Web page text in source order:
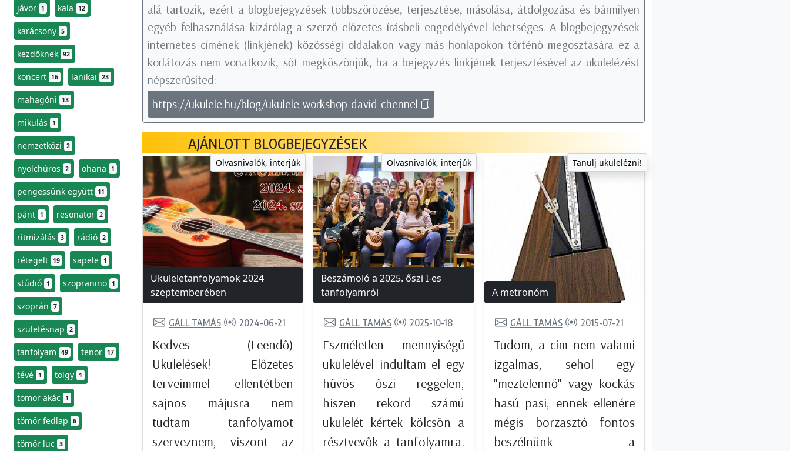
jávor 1 kala 12
karácsony 5
kezdőknek 92
koncert 16 lanikai 23
mahagóni 13
mikulás 1
nemzetközi 2
nyolchúros 2 ohana 1
pengessünk együtt 11
pánt 1 resonator 2
ritmizálás 3 rádió 2
rétegelt 19 sapele 1
stúdió 1 szopranino 1
szoprán 7
születésnap 2
tanfolyam 49 tenor 17
tévé 1 tölgy 1
tömör akác 1
tömör fedlap 6
tömör luc 3
alá tartozik, ezért a blogbejegyzések többszörözése, terjesztése, másolása, átdolgozása és bármilyen
egyéb felhasználása kizárólag a szerző előzetes írásbeli engedélyével lehetséges. A blogbejegyzések
internetes címének (linkjének) közösségi oldalakon vagy más honlapokon történő megosztására ez a
korlátozás nem vonatkozik, sőt megköszönjük, ha a bejegyzés linkjének terjesztésével az ukulelézést
népszerűsíted:
https://ukulele.hu/blog/ukulele-workshop-david-chennel
AJÁNLOTT BLOGBEJEGYZÉSEK
Olvasnivalók, interjúk
Ukuleletanfolyamok 2024
szeptemberében
GÁLL TAMÁS 2024-06-21
Kedves (Leendő)
Ukulelések! Előzetes
terveimmel ellentétben
sajnos májusra nem
tudtam tanfolyamot
szerveznem, viszont az
Olvasnivalók, interjúk
Beszámoló a 2025. őszi I-es
tanfolyamról
GÁLL TAMÁS 2025-10-18
Eszméletlen mennyiségű
ukulelével indultam el egy
hűvös őszi reggelen,
hiszen rekord számú
ukulelét kértek kölcsön a
résztvevők a tanfolyamra.
Tanulj ukulelézni!
A metronóm
GÁLL TAMÁS 2015-07-21
Tudom, a cím nem valami
izgalmas, sehol egy
"meztelennő" vagy kockás
hasú pasi, ennek ellenére
mégis borzasztó fontos
beszélnünk a